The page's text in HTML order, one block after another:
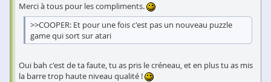
Merci à tous pour les compliments.
>>COOPER: Et pour une fois c'est pas un nouveau puzzle
game qui sort sur atari
Oui bah c'est de ta faute, tu as pris le créneau, et en plus tu as mis
la barre trop haute niveau qualité !